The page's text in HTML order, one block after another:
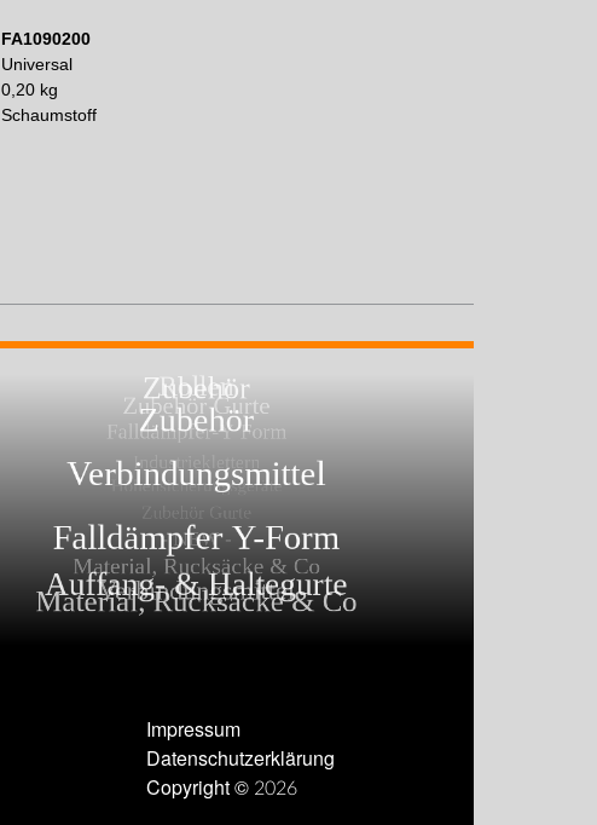
FA1090200
Universal
0,20 kg
Schaumstoff
Impressum
Datenschutzerklärung
Copyright © 2026